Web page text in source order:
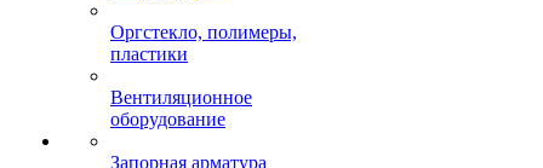
Оргстекло, полимеры,
пластики
Вентиляционное
оборудование
Запорная арматура